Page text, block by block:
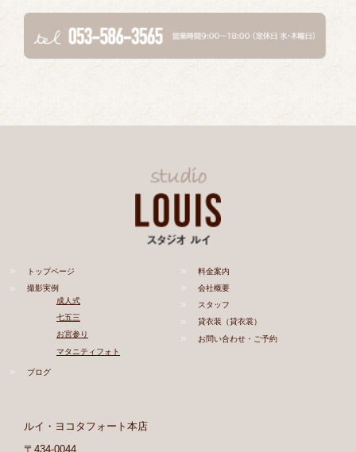
トップページ
撮影実例
成人式
七五三
お宮参り
マタニティフォト
ブログ
料金案内
会社概要
スタッフ
貸衣装（貸衣裳）
お問い合わせ・ご予約
ルイ・ヨコタフォート本店
〒434-0044